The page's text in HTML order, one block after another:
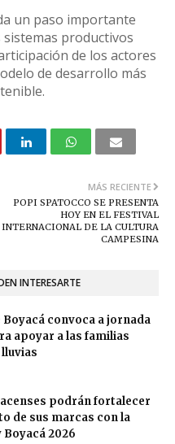
un paso importante
sistemas productivos
de los actores
de desarrollo más
MÁS RECIENTE
POPI SPATOCCO SE PRESENTA
HOY EN EL FESTIVAL
INTERNACIONAL DE LA CULTURA
CAMPESINA
INTERESARTE
convoca a jornada
apoyar a las familias
podrán fortalecer
de sus marcas con la
2026